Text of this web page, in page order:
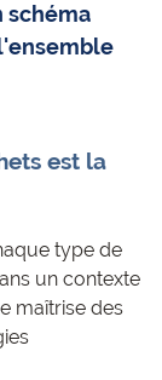
schéma
est la
type de
un contexte
maîtrise des